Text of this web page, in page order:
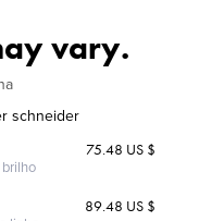
vary.
schneider
75.48 US $
89.48 US $